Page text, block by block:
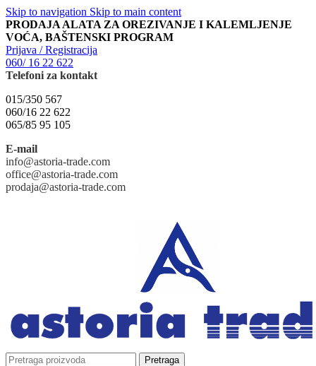
Skip to navigation Skip to main content
PRODAJA ALATA ZA OREZIVANJE I KALEMLJENJE
VOĆA, BAŠTENSKI PROGRAM
Prijava / Registracija
060/ 16 22 622
Telefoni za kontakt
015/350 567
060/16 22 622
065/85 95 105
E-mail
info@astoria-trade.com
office@astoria-trade.com
prodaja@astoria-trade.com
Pretraga